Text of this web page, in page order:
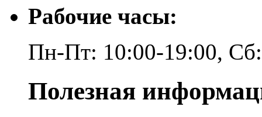
Рабочие часы:
Пн-Пт: 10:00-19:00,
Полезная